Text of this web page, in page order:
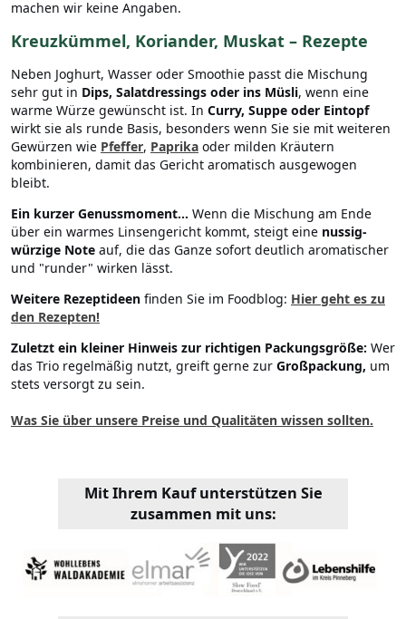
machen wir keine Angaben.
Kreuzkümmel, Koriander, Muskat – Rezepte
Neben Joghurt, Wasser oder Smoothie passt die Mischung
sehr gut in Dips, Salatdressings oder ins Müsli, wenn eine
warme Würze gewünscht ist. In Curry, Suppe oder Eintopf
wirkt sie als runde Basis, besonders wenn Sie sie mit weiteren
Gewürzen wie Pfeffer, Paprika oder milden Kräutern
kombinieren, damit das Gericht aromatisch ausgewogen
bleibt.
Ein kurzer Genussmoment... Wenn die Mischung am Ende
über ein warmes Linsengericht kommt, steigt eine nussig-
würzige Note auf, die das Ganze sofort deutlich aromatischer
und "runder" wirken lässt.
Weitere Rezeptideen finden Sie im Foodblog: Hier geht es zu
den Rezepten!
Zuletzt ein kleiner Hinweis zur richtigen Packungsgröße: Wer
das Trio regelmäßig nutzt, greift gerne zur Großpackung, um
stets versorgt zu sein.
Was Sie über unsere Preise und Qualitäten wissen sollten.
Mit Ihrem Kauf unterstützen Sie
zusammen mit uns: